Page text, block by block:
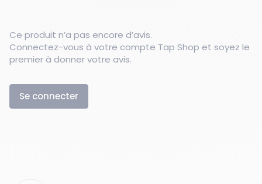
Ce produit n’a pas encore d’avis.
Connectez-vous à votre compte Tap Shop et soyez le
premier à donner votre avis.
Se connecter